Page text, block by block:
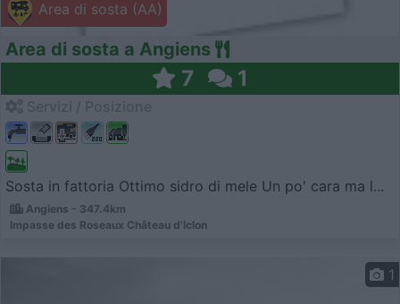
Area di sosta (AA)
Area di sosta a Angiens
7 1
Sosta in fattoria Ottimo sidro di mele Un po' cara ma l...
Angiens - 347.4km
Impasse des Roseaux Château d'Iclon
1